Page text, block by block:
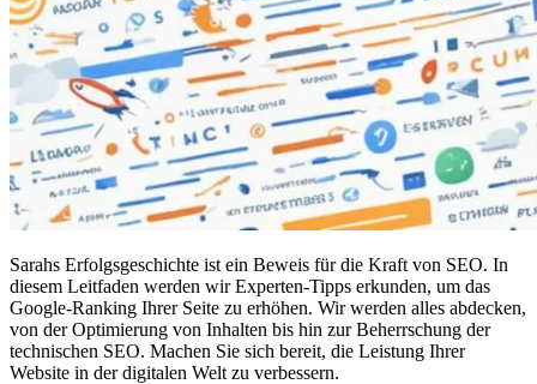
Sarahs Erfolgsgeschichte ist ein Beweis für die Kraft von SEO. In
diesem Leitfaden werden wir Experten-Tipps erkunden, um das
Google-Ranking Ihrer Seite zu erhöhen. Wir werden alles abdecken,
von der Optimierung von Inhalten bis hin zur Beherrschung der
technischen SEO. Machen Sie sich bereit, die Leistung Ihrer
Website in der digitalen Welt zu verbessern.